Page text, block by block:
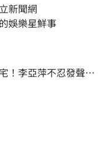
新聞網
娛樂星鮮事
！李亞萍不忍發聲：